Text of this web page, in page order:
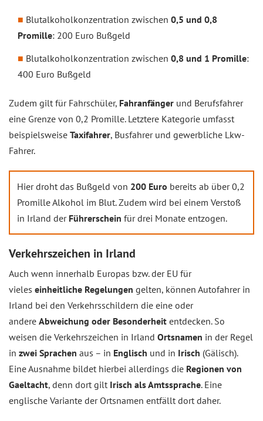
Blutalkoholkonzentration zwischen 0,5 und 0,8
Promille: 200 Euro Bußgeld
Blutalkoholkonzentration zwischen 0,8 und 1 Promille:
400 Euro Bußgeld
Zudem gilt für Fahrschüler, Fahranfänger und Berufsfahrer
eine Grenze von 0,2 Promille. Letztere Kategorie umfasst
beispielsweise Taxifahrer, Busfahrer und gewerbliche Lkw-
Fahrer.
Hier droht das Bußgeld von 200 Euro bereits ab über 0,2
Promille Alkohol im Blut. Zudem wird bei einem Verstoß
in Irland der Führerschein für drei Monate entzogen.
Verkehrszeichen in Irland
Auch wenn innerhalb Europas bzw. der EU für
vieles einheitliche Regelungen gelten, können Autofahrer in
Irland bei den Verkehrsschildern die eine oder
andere Abweichung oder Besonderheit entdecken. So
weisen die Verkehrszeichen in Irland Ortsnamen in der Regel
in zwei Sprachen aus – in Englisch und in Irisch (Gälisch).
Eine Ausnahme bildet hierbei allerdings die Regionen von
Gaeltacht, denn dort gilt Irisch als Amtssprache. Eine
englische Variante der Ortsnamen entfällt dort daher.